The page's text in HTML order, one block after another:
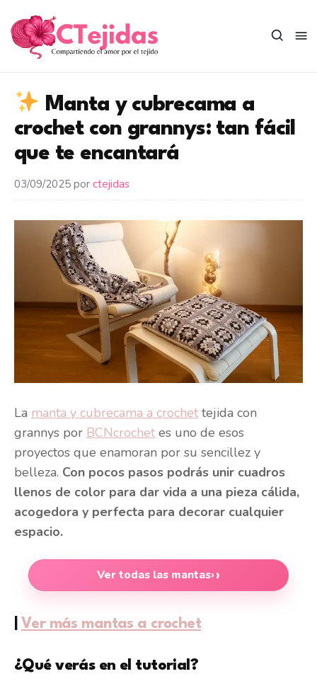
contenido
Manta y cubrecama a
crochet con grannys: tan fácil
que te encantará
03/09/2025 por ctejidas
La manta y cubrecama a crochet tejida con
grannys por BCNcrochet es uno de esos
proyectos que enamoran por su sencillez y
belleza. Con pocos pasos podrás unir cuadros
llenos de color para dar vida a una pieza cálida,
acogedora y perfecta para decorar cualquier
espacio.
Ver todas las mantas›
Ver más mantas a crochet
¿Qué verás en el tutorial?